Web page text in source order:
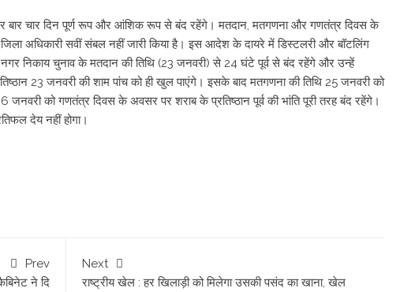
बार चार दिन पूर्ण रूप और आंशिक रूप से बंद रहेंगे। मतदान, मतगणना और गणतंत्र दिवस के
अधिकारी सवीं संबल नहीं जारी किया है। इस आदेश के दायरे में डिस्टलरी और बॉटलिंग
निकाय चुनाव के मतदान की तिथि (23 जनवरी) से 24 घंटे पूर्व से बंद रहेंगे और उन्हें
23 जनवरी की शाम पांच को ही खुल पाएंगे। इसके बाद मतगणना की तिथि 25 जनवरी को
को गणतंत्र दिवस के अवसर पर शराब के प्रतिष्ठान पूर्व की भांति पूरी तरह बंद रहेंगे।
देय नहीं होगा।
Prev
ने दि
Next
राष्ट्रीय खेल : हर खिलाड़ी को मिलेगा उसकी पसंद का खाना, खेल